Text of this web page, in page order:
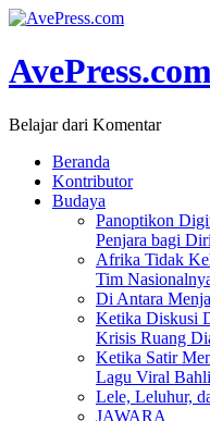
Belajar dari Komentar
Beranda
Kontributor
Budaya
Panoptikon
Penjara bagi
Afrika Tidak
Tim
Di Antara
Ketika Diskusi
Krisis Ruang
Ketika Satir
Lagu Viral
Lele, Leluhur,
JAWARA